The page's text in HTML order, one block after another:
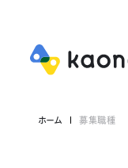
ホーム 募集職種